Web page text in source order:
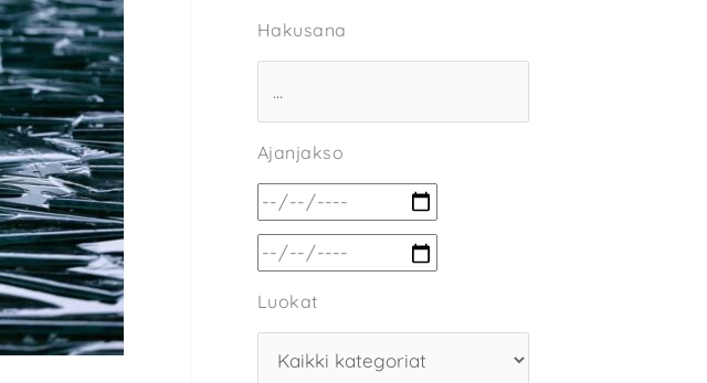
Hakusana
Ajanjakso
Luokat